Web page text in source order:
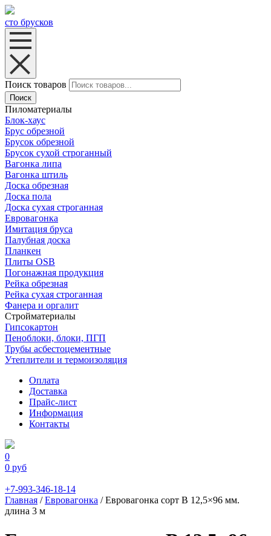
сто брусков
Поиск товаров
Поиск
Пиломатериалы
Блок-хаус
Брус обрезной
Брусок обрезной
Брусок сухой строганный
Вагонка липа
Вагонка штиль
Доска обрезная
Доска пола
Доска сухая строганная
Евровагонка
Имитация бруса
Палубная доска
Планкен
Плиты OSB
Погонажная продукция
Рейка обрезная
Рейка сухая строганная
Фанера и оргалит
Стройматериалы
Гипсокартон
Пеноблоки, блоки, ПГП
Трубы асбестоцементные
Утеплители и термоизоляция
Оплата
Доставка
Прайс-лист
Информация
Контакты
0
0 руб
+7-993-346-18-14
Главная /Евровагонка / Евровагонка сорт B 12,5×96 мм.
длина 3 м